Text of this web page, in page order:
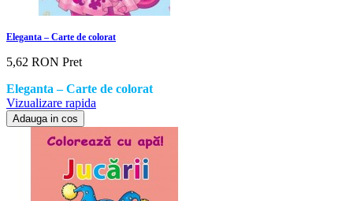
Eleganta – Carte de colorat
5,62 RON Pret
Eleganta – Carte de colorat
Vizualizare rapida
Adauga in cos